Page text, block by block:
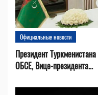
Официальные новости
Президент
ОБСЕ, Вице-президента...